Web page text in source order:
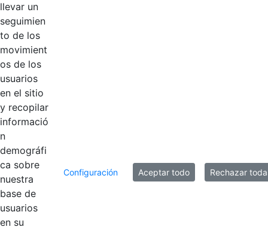
8 entradasPor página
Mostrando el intervalo 1 - 8 de 10 resultados.
llevar un
seguimien
to de los
movimient
os de los
usuarios
en el sitio
y recopilar
informació
n
demográfi
ca sobre
nuestra
base de
usuarios
en su
Configuración Aceptar todo Rechazar